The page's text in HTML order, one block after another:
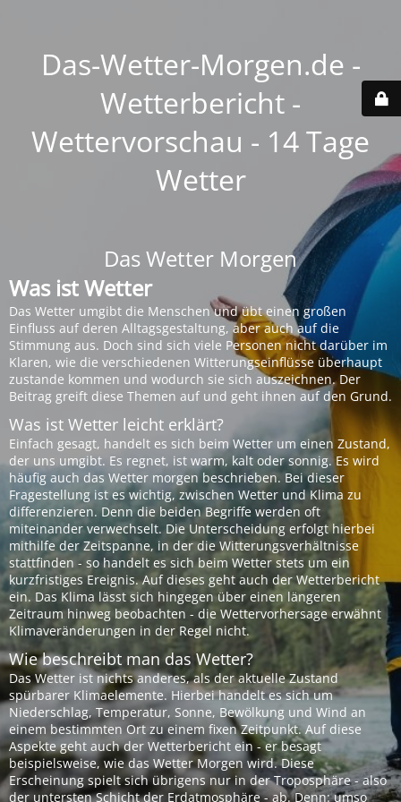
Das-Wetter-Morgen.de -
Wetterbericht -
Wettervorschau - 14 Tage
Wetter
Das Wetter Morgen
Was ist Wetter
Das Wetter umgibt die Menschen und übt einen großen
Einfluss auf deren Alltagsgestaltung, aber auch auf die
Stimmung aus. Doch sind sich viele Personen nicht darüber im
Klaren, wie die verschiedenen Witterungseinflüsse überhaupt
zustande kommen und wodurch sie sich auszeichnen. Der
Beitrag greift diese Themen auf und geht ihnen auf den Grund.
Was ist Wetter leicht erklärt?
Einfach gesagt, handelt es sich beim Wetter um einen Zustand,
der uns umgibt. Es regnet, ist warm, kalt oder sonnig. Es wird
häufig auch das Wetter morgen beschrieben. Bei dieser
Fragestellung ist es wichtig, zwischen Wetter und Klima zu
differenzieren. Denn die beiden Begriffe werden oft
miteinander verwechselt. Die Unterscheidung erfolgt hierbei
mithilfe der Zeitspanne, in der die Witterungsverhältnisse
stattfinden - so handelt es sich beim Wetter stets um ein
kurzfristiges Ereignis. Auf dieses geht auch der Wetterbericht
ein. Das Klima lässt sich hingegen über einen längeren
Zeitraum hinweg beobachten - die Wettervorhersage erwähnt
Klimaveränderungen in der Regel nicht.
Wie beschreibt man das Wetter?
Das Wetter ist nichts anderes, als der aktuelle Zustand
spürbarer Klimaelemente. Hierbei handelt es sich um
Niederschlag, Temperatur, Sonne, Bewölkung und Wind an
einem bestimmten Ort zu einem fixen Zeitpunkt. Auf diese
Aspekte geht auch der Wetterbericht ein - er besagt
beispielsweise, wie das Wetter Morgen wird. Diese
Erscheinung spielt sich übrigens nur in der Troposphäre - also
der untersten Schicht der Erdatmosphäre - ab. Denn: umso